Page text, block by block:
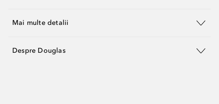
Mai multe detalii
Despre Douglas